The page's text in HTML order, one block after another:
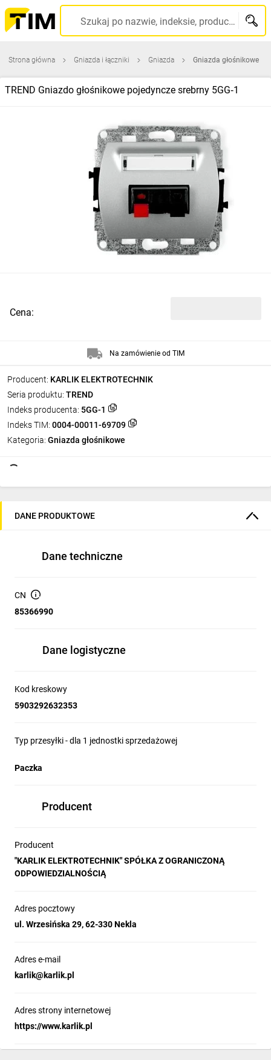
Szukaj po nazwie, indeksie, producencie, kodzie kreskowym...
Strona główna Gniazda i łączniki Gniazda Gniazda głośnikowe
TREND Gniazdo głośnikowe pojedyncze srebrny 5GG‑1
Producent: KARLIK ELEKTROTECHNIK
Seria produktu: TREND
Indeks producenta: 5GG-1
Indeks TIM: 0004-00011-69709
Kategoria: Gniazda głośnikowe
Cena:
Na zamówienie od TIM
DANE PRODUKTOWE
Dane techniczne
CN
85366990
Dane logistyczne
Kod kreskowy
5903292632353
Typ przesyłki - dla 1 jednostki sprzedażowej
Paczka
Producent
Producent
"KARLIK ELEKTROTECHNIK" SPÓŁKA Z OGRANICZONĄ
ODPOWIEDZIALNOŚCIĄ
Adres pocztowy
ul. Wrzesińska 29, 62-330 Nekla
Adres e-mail
karlik@karlik.pl
Adres strony internetowej
https://www.karlik.pl